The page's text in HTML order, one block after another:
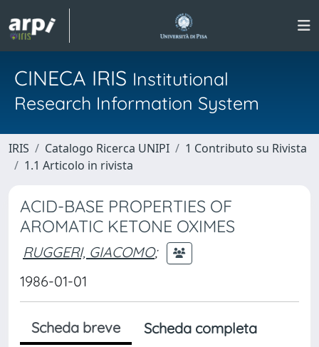
CINECA IRIS Institutional
Research Information System
IRIS Catalogo Ricerca UNIPI
1 Contributo su Rivista
1.1 Articolo in rivista
ACID-BASE PROPERTIES OF
AROMATIC KETONE OXIMES
RUGGERI, GIACOMO;
1986-01-01
Scheda breve
Scheda completa